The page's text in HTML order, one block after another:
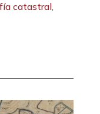
catastral,